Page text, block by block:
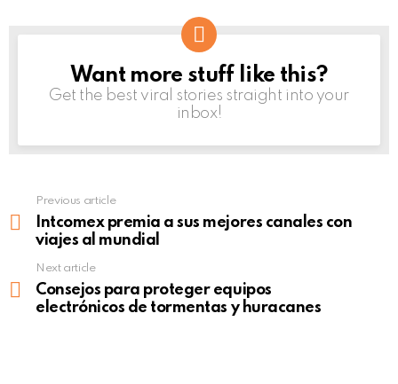
NEWSLETTER
Want more stuff like this?
Get the best viral stories straight into your
inbox!
more
Previous article
Intcomex premia a sus mejores canales con
viajes al mundial
Next article
Consejos para proteger equipos
electrónicos de tormentas y huracanes